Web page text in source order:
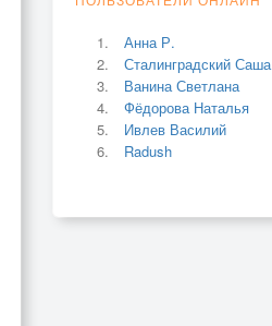
Анна Р.
Сталинградский Саша
Ванина Светлана
Фёдорова Наталья
Ивлев Василий
Radush